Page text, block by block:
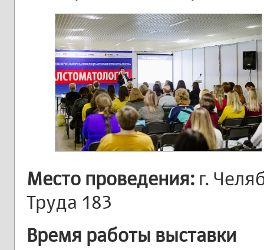
Место проведения: г.
Труда 183
Время работы выставки